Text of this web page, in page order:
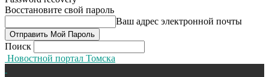
Восстановите свой пароль
Ваш адрес электронной почты
Поиск
Новостной портал Томска